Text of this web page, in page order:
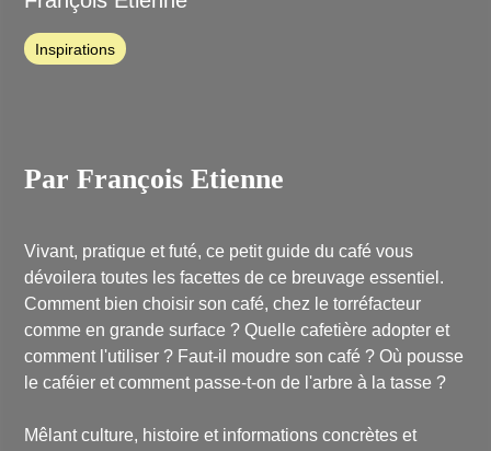
Inspirations
Par François Etienne
Vivant, pratique et futé, ce petit guide du café vous
dévoilera toutes les facettes de ce breuvage essentiel.
Comment bien choisir son café, chez le torréfacteur
comme en grande surface ? Quelle cafetière adopter et
comment l'utiliser ? Faut-il moudre son café ? Où pousse
le caféier et comment passe-t-on de l'arbre à la tasse ?
Mêlant culture, histoire et informations concrètes et